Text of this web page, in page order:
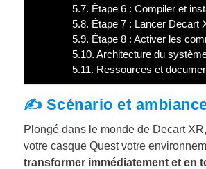
5.7. Étape 6 : Compiler et
5.8. Étape 7 : Lancer Decart
5.9. Étape 8 : Activer les
5.10. Architecture du
5.11. Ressources et
✍️ Scénario et
Plongé dans le monde de Decart
votre casque Quest votre
transformer immédiatement et en